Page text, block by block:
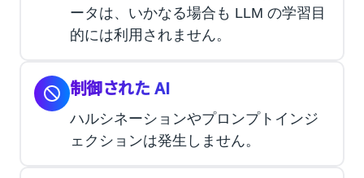
ータは、いかなる場合も LLM の学習目
的には利用されません。
制御された AI
ハルシネーションやプロンプトインジ
ェクションは発生しません。